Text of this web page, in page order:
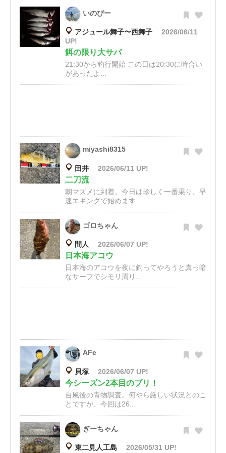
いのぴー
アジュール舞子〜西舞子
2026/06/11
UP!
餌の限り大サバ
21:30から釣行開始 この日は20:30に時合い
があったよ...
miyashi8315
田井 2026/06/11 UP!
二刀流
朝マズメに到着。今日は珍しく一番乗り。早
速エギングで始めます...
ゴロちゃん
間人 2026/06/07 UP!
日本海アコウ
日本海のアコウを夜に釣ってやろうと真っ暗
なサーフでシモリ周り...
AFe
貝塚 2026/06/07 UP!
今シーズン2本目のブリ！
台風後の青物調査。何やら厳しい状況とのこ
とですが、今回は26...
ぎーちゃん
東二見人工島 2026/05/31 UP!